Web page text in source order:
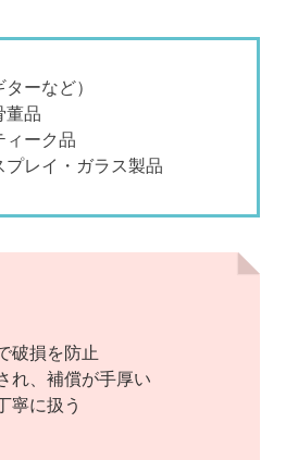
ーなど）
董品
ィーク品
レイ・ガラス製品
破損を防止
れ、補償が手厚い
寧に扱う